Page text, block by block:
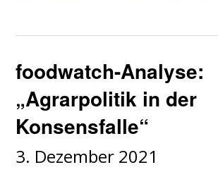
foodwatch-Analyse:
„Agrarpolitik in der
Konsensfalle“
3. Dezember 2021